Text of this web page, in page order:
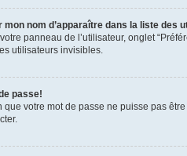
mon nom d’apparaître dans la liste des
panneau de l’utilisateur, onglet
utilisateurs invisibles.
passe!
que votre mot de passe ne puisse pas